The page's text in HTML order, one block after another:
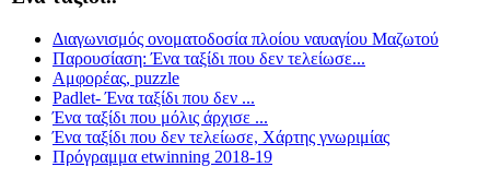
Διαγωνισμός ονοματοδοσία πλοίου ναυαγίου Μαζωτού
Παρουσίαση: Ένα ταξίδι που δεν τελείωσε...
Αμφορέας, puzzle
Padlet- Ένα ταξίδι που δεν ...
Ένα ταξίδι που μόλις άρχισε ...
Ένα ταξίδι που δεν τελείωσε, Χάρτης γνωριμίας
Πρόγραμμα etwinning 2018-19